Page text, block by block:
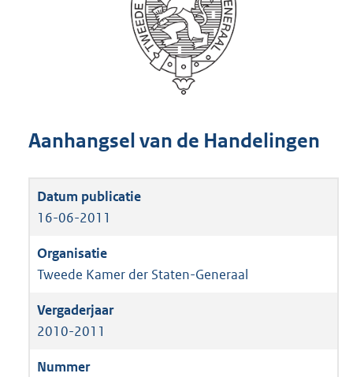
Aanhangsel van de Handelingen
16-06-2011
Tweede Kamer der Staten-Generaal
2010-2011